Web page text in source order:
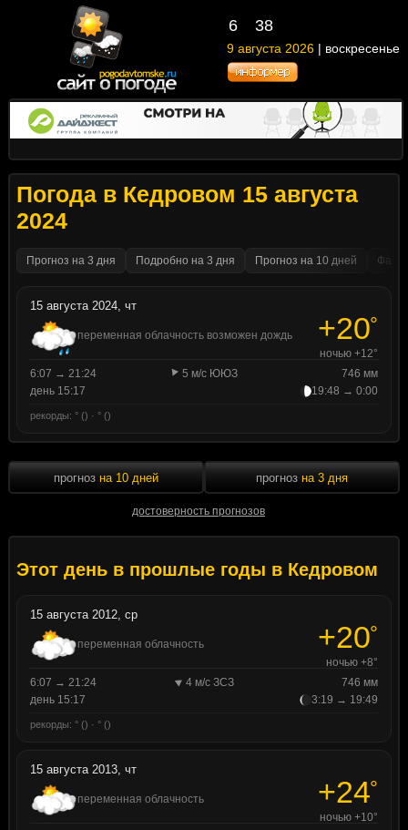
6 38
9 августа 2026 | воскресенье
Погода в Кедровом 15 августа
2024
Прогноз на 3 дня Подробно на 3 дня Прогноз на 10 дней
15 августа 2024, чт
переменная облачность возможен дождь +20°
ночью +12°
6:07 → 21:24
5 м/с ЮЮЗ
746 мм
день 15:17
19:48 → 0:00
рекорды: ° () · ° ()
прогноз на 10 дней
достоверность прогнозов
прогноз на 3 дня
Этот день в прошлые годы в Кедровом
15 августа 2012, ср
переменная облачность +20°
ночью +8°
6:07 → 21:24
4 м/с ЗСЗ
746 мм
день 15:17
3:19 → 19:49
рекорды: ° () · ° ()
15 августа 2013, чт
переменная облачность +24°
ночью +10°